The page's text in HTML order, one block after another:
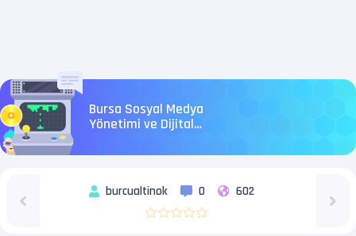
Bursa Sosyal Medya
Yönetimi ve Dijital
burcualtinok 0 602